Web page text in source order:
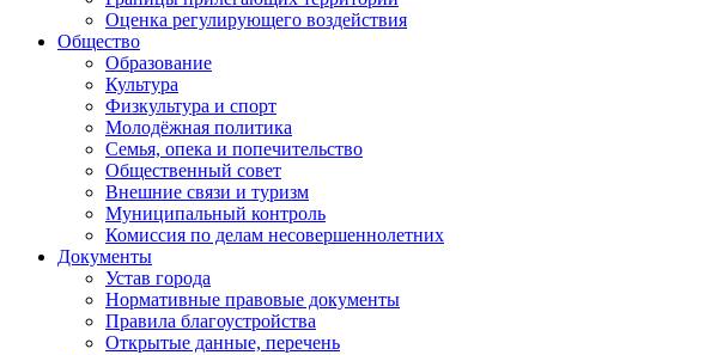
Оценка регулирующего воздействия
Общество
Образование
Культура
Физкультура и спорт
Молодёжная политика
Семья, опека и попечительство
Общественный совет
Внешние связи и туризм
Муниципальный контроль
Комиссия по делам несовершеннолетних
Документы
Устав города
Нормативные правовые документы
Правила благоустройства
Открытые данные, перечень